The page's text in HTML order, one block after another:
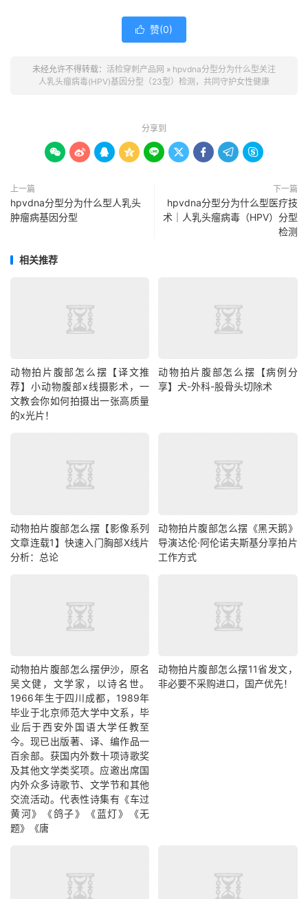
 赞(0)
未经允许不得转载： 活检穿刺产品网 » hpvdna分型分为什么型关注
人乳头瘤病毒(HPV)基因分型（23型）检测，共同守护女性健康
分享到
        
上一篇
hpvdna分型分为什么型人乳头
肿瘤病基因分型
下一篇
hpvdna分型分为什么型医疗技
术｜人乳头瘤病毒（HPV）分型
检测
相关推荐
动物拍片腹部怎么摆【译文推
荐】小动物腹部x线摄影术，一
文教会你如何拍摄出一张高质量
的x光片！
动物拍片腹部怎么摆【病例分
享】犬-外科-股骨头切除术
动物拍片腹部怎么摆【影像系列
文章连载1】快速入门胸部X线片
分析：总论
动物拍片腹部怎么摆《黑天鹅》
导演达伦·阿伦诺夫斯基分享拍片
工作方式
动物拍片腹部怎么摆​伊沙，原名
吴文健，文学家，以诗名世。
1966年生于四川成都，1989年
毕业于北京师范大学中文系，毕
业后于西安外国语大学任教至
今。现已出版著、译、编作品一
百余部。获国内外数十项诗歌奖
及其他文学类奖项。应邀出席国
内外众多诗歌节、文学节和其他
交流活动。代表性诗集有《车过
黄河》《鸽子》《蓝灯》《无
题》《唐
动物拍片腹部怎么摆11省发文，
非必要不采购进口，国产优先！